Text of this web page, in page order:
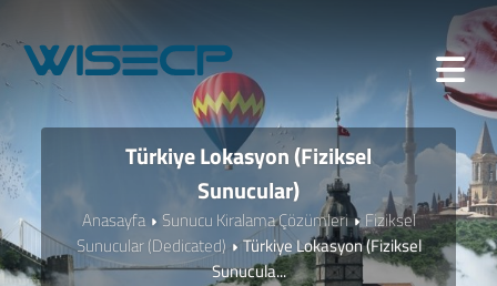
Türkiye Lokasyon (Fiziksel
Sunucular)
Anasayfa Sunucu Kiralama Çözümleri
Fiziksel
Sunucular (Dedicated)
Türkiye Lokasyon (Fiziksel
Sunucula...